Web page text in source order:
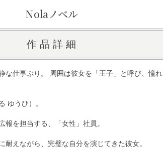
Nolaノベル
作 品 詳 細
な仕事ぶり。 周囲は彼女を「王子」と呼び、憧れ
ゆうひ）。
報を担当する、「女性」社員。
耐えながら、完璧な自分を演じてきた彼女。